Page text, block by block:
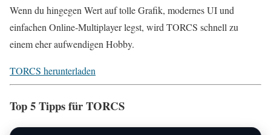
Wenn du hingegen Wert auf tolle Grafik, modernes UI und
einfachen Online‑Multiplayer legst, wird TORCS schnell zu
einem eher aufwendigen Hobby.
TORCS herunterladen
Top 5 Tipps für TORCS